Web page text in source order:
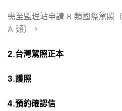
需至監理站申請 B 類國際駕照
A 類）。
2.台灣駕照正本
3.護照
4.預約確認信